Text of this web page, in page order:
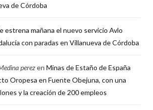
de Córdoba
estrena mañana el nuevo servicio Avlo
con paradas en Villanueva de Córdoba
perezen Minas de Estaño de España
Oropesa en Fuente Obejuna, con una
y la creación de 200 empleos